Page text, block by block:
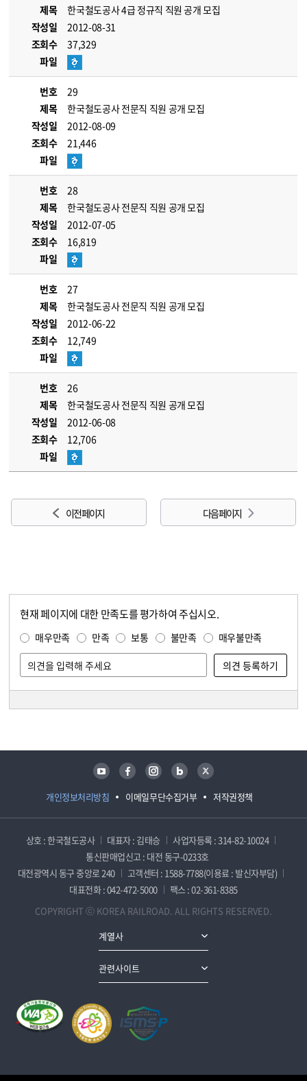
제목
한국철도공사 4급 정규직 직원 공개 모집
작성일
2012-08-31
조회수
37,329
파일
번호
29
제목
한국철도공사 전문직 직원 공개 모집
작성일
2012-08-09
조회수
21,446
파일
번호
28
제목
한국철도공사 전문직 직원 공개 모집
작성일
2012-07-05
조회수
16,819
파일
번호
27
제목
한국철도공사 전문직 직원 공개 모집
작성일
2012-06-22
조회수
12,749
파일
번호
26
제목
한국철도공사 전문직 직원 공개 모집
작성일
2012-06-08
조회수
12,706
파일
이전 페이지 다음 페이지
현재 페이지에 대한 만족도를 평가하여 주십시오.
매우만족 만족 보통 불만족 매우불만족
개인정보처리방침 이메일무단수집거부 저작권정책
유튜브 페이스북 인스타그램 블로그 트위터
상호 : 한국철도공사 대표자 : 김태승
사업자등록 : 314-82-10024
통신판매업신고 : 대전 동구-0233호
대전광역시 동구 중앙로 240
고객센터 : 1588-7788(이용료 : 발신자부담)
대표전화 : 042-472-5000
팩스 : 02-361-8385
COPYRIGHT ⓒ KOREA RAILROAD. ALL RIGHTS RESERVED.
계열사
관련사이트